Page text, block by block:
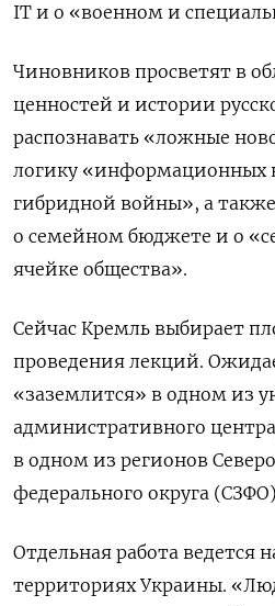
IT и о «военном и
Чиновников просветят в
ценностей и истории
распознавать «ложные
логику «информационных
гибридной войны», а
о семейном бюджете и о
ячейке общества».
Сейчас Кремль выбирает
проведения лекций.
«заземлится» в одном из
административного
в одном из регионов
федерального округа
Отдельная работа ведется
территориях Украины.